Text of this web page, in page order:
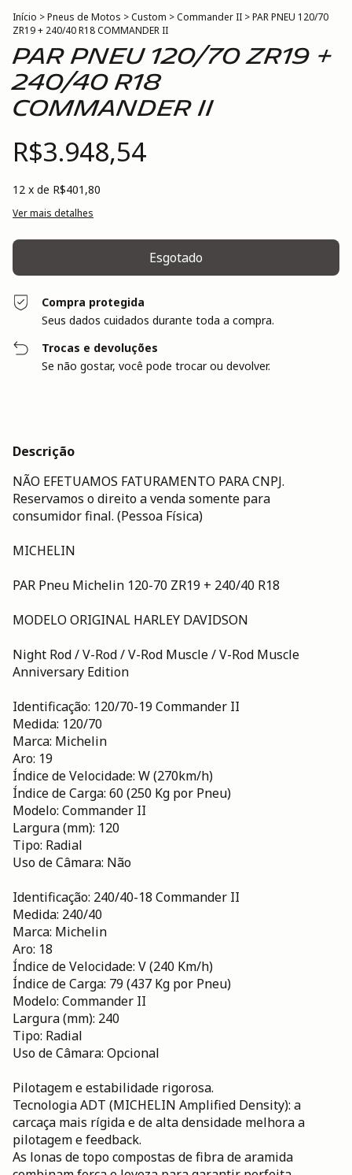
Início >Pneus de Motos >Custom >Commander II >PAR PNEU 120/70
ZR19 + 240/40 R18 COMMANDER II
PAR PNEU 120/70 ZR19 +
240/40 R18
COMMANDER II
R$3.948,54
12 x de R$401,80
Ver mais detalhes
Compra protegida
Seus dados cuidados durante toda a compra.
Trocas e devoluções
Se não gostar, você pode trocar ou devolver.
Descrição
NÃO EFETUAMOS FATURAMENTO PARA CNPJ.
Reservamos o direito a venda somente para
consumidor final. (Pessoa Física)
MICHELIN
PAR Pneu Michelin 120-70 ZR19 + 240/40 R18
MODELO ORIGINAL HARLEY DAVIDSON
Night Rod / V-Rod / V-Rod Muscle / V-Rod Muscle
Anniversary Edition
Identificação: 120/70-19 Commander II
Medida: 120/70
Marca: Michelin
Aro: 19
Índice de Velocidade: W (270km/h)
Índice de Carga: 60 (250 Kg por Pneu)
Modelo: Commander II
Largura (mm): 120
Tipo: Radial
Uso de Câmara: Não
Identificação: 240/40-18 Commander II
Medida: 240/40
Marca: Michelin
Aro: 18
Índice de Velocidade: V (240 Km/h)
Índice de Carga: 79 (437 Kg por Pneu)
Modelo: Commander II
Largura (mm): 240
Tipo: Radial
Uso de Câmara: Opcional
Pilotagem e estabilidade rigorosa.
Tecnologia ADT (MICHELIN Amplified Density): a
carcaça mais rígida e de alta densidade melhora a
pilotagem e feedback.
As lonas de topo compostas de fibra de aramida